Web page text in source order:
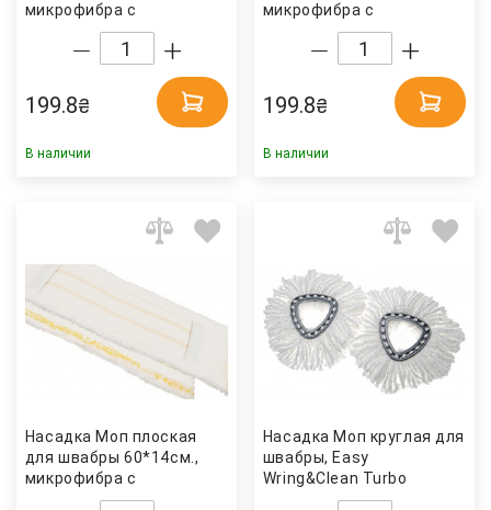
микрофибра с
карманами MEB60, син.
Турция
199.8₴
В наличии
микрофибра с
карманами MER60, красн.
Турция
199.8₴
В наличии
Насадка Моп плоская
для швабры 60*14см.,
микрофибра с
карманами MEY60, желт.
Насадка Моп круглая для
швабры, Easy
Wring&Clean Turbo
Classic, веревочная,